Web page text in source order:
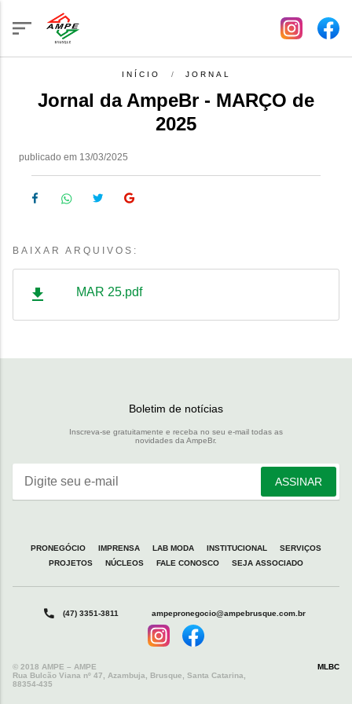
INÍCIO JORNAL
Jornal da AmpeBr - MARÇO de
2025
publicado em 13/03/2025
BAIXAR ARQUIVOS:
MAR 25.pdf
Boletim de notícias
Inscreva-se gratuitamente e receba no seu e-mail todas as
novidades da AmpeBr.
Digite seu e-mail ASSINAR
PRONEGÓCIO IMPRENSA LAB MODA INSTITUCIONAL
SERVIÇOS
PROJETOS
NÚCLEOS FALE CONOSCO SEJA ASSOCIADO
(47) 3351-3811 ampepronegocio@ampebrusque.com.br
© 2018 AMPE – AMPE
Rua Bulcão Viana nº 47, Azambuja, Brusque, Santa Catarina,
88354-435
MLBC